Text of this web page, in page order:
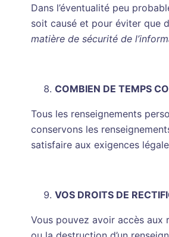
Dans l’éventualité peu
soit causé et pour éviter que
matière de sécurité de
COMBIEN DE TEMPS
Tous les renseignements
conservons les
satisfaire aux exigences
VOS DROITS DE
Vous pouvez avoir accès aux